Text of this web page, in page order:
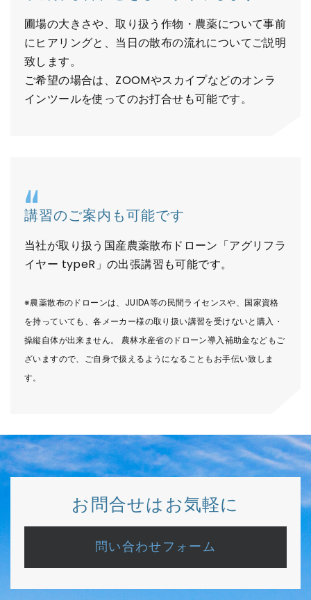
圃場の大きさや、取り扱う作物・農薬について事前
にヒアリングと、当日の散布の流れについてご説明
致します。
ご希望の場合は、ZOOMやスカイプなどのオンラ
インツールを使ってのお打合せも可能です。
講習のご案内も可能です
当社が取り扱う国産農薬散布ドローン「アグリフラ
イヤー typeR」の出張講習も可能です。
※農薬散布のドローンは、JUIDA等の民間ライセンスや、国家資格
を持っていても、各メーカー様の取り扱い講習を受けないと購入・
操縦自体が出来ません。 農林水産省のドローン導入補助金などもご
ざいますので、ご自身で扱えるようになることもお手伝い致しま
す。
お問合せはお気軽に
問い合わせフォーム